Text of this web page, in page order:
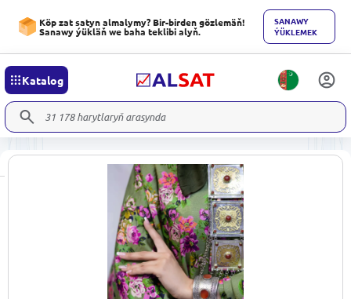
Köp zat satyn almalymy? Bir-birden gözlemäň!
Sanawy ýükläň we baha teklibi alyň.
SANAWY
ÝÜKLEMEK
Katalog